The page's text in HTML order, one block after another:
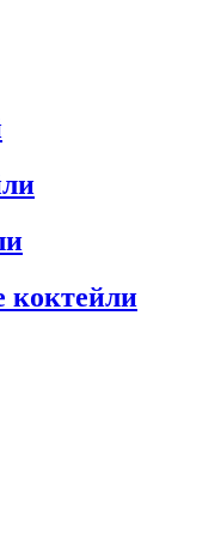
коктейли